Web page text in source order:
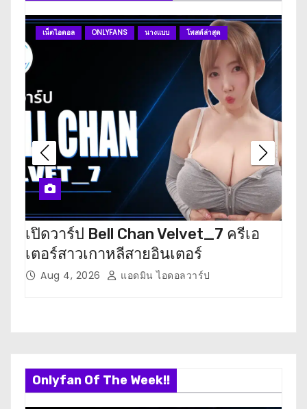
n
a
v
g
a
t
o
n
เน็ตไอดอล ONLYFANS นางแบบ โพสต์ล่าสุด
เปิดวาร์ป Bell Chan Velvet_7 ครีเอ
เตอร์สาวเกาหลีสายอินเตอร์
Aug 4, 2026 แอดมิน ไอดอลวาร์ป
Onlyfan Of The Week!!